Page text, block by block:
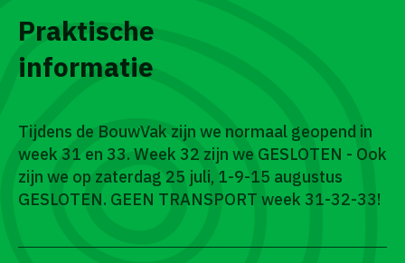
Praktische
informatie
Tijdens de BouwVak zijn we normaal geopend in
week 31 en 33. Week 32 zijn we GESLOTEN - Ook
zijn we op zaterdag 25 juli, 1-9-15 augustus
GESLOTEN. GEEN TRANSPORT week 31-32-33!